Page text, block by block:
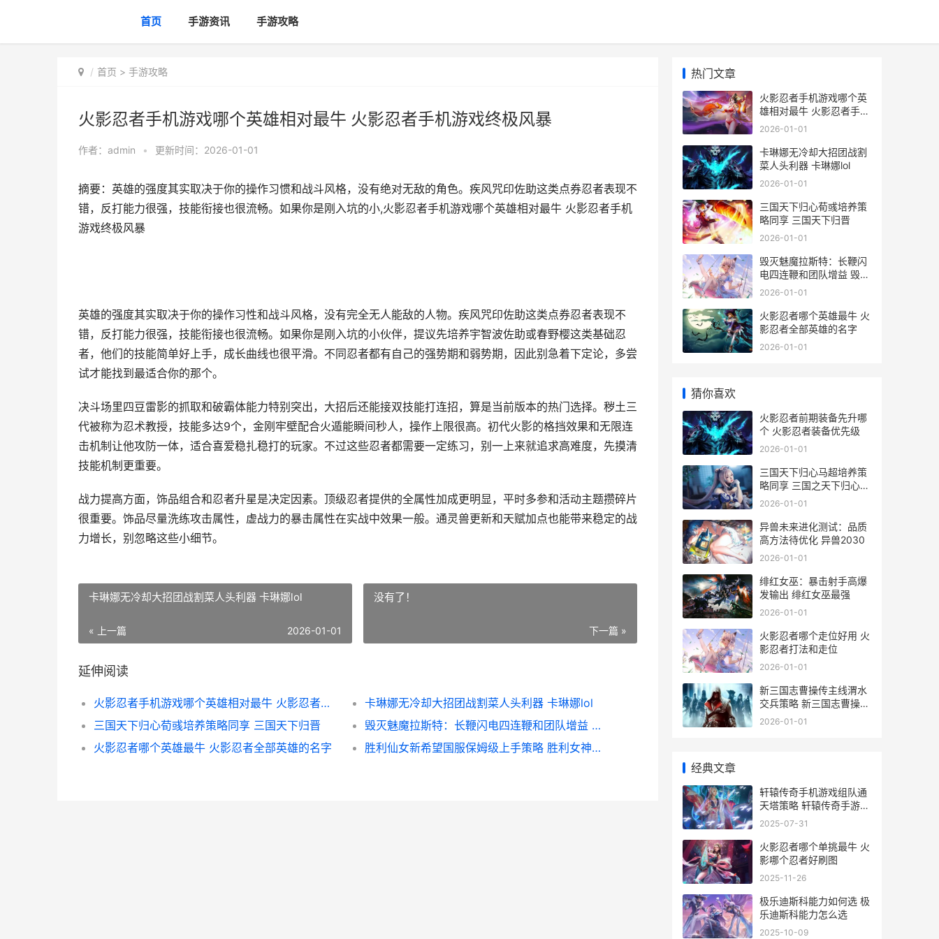
首页 手游资讯 手游攻略
首页 > 手游攻略
火影忍者手机游戏哪个英雄相对最牛 火影忍者手机游戏终极风暴
作者： admin • 更新时间：2026-01-01
摘要：英雄的强度其实取决于你的操作习惯和战斗风格，没有绝对无敌的角色。疾风咒印佐助这类点券忍者表现不
错，反打能力很强，技能衔接也很流畅。如果你是刚入坑的小,火影忍者手机游戏哪个英雄相对最牛 火影忍者手机
游戏终极风暴
英雄的强度其实取决于你的操作习性和战斗风格，没有完全无人能敌的人物。疾风咒印佐助这类点券忍者表现不
错，反打能力很强，技能衔接也很流畅。如果你是刚入坑的小伙伴，提议先培养宇智波佐助或春野樱这类基础忍
者，他们的技能简单好上手，成长曲线也很平滑。不同忍者都有自己的强势期和弱势期，因此别急着下定论，多尝
试才能找到最适合你的那个。
决斗场里四豆雷影的抓取和破霸体能力特别突出，大招后还能接双技能打连招，算是当前版本的热门选择。秽土三
代被称为忍术教授，技能多达9个，金刚牢壁配合火遁能瞬间秒人，操作上限很高。初代火影的格挡效果和无限连
击机制让他攻防一体，适合喜爱稳扎稳打的玩家。不过这些忍者都需要一定练习，别一上来就追求高难度，先摸清
技能机制更重要。
战力提高方面，饰品组合和忍者升星是决定因素。顶级忍者提供的全属性加成更明显，平时多参和活动主题攒碎片
很重要。饰品尽量洗练攻击属性，虚战力的暴击属性在实战中效果一般。通灵兽更新和天赋加点也能带来稳定的战
力增长，别忽略这些小细节。
卡琳娜无冷却大招团战割菜人头利器 卡琳娜lol
« 上一篇 2026-01-01
没有了！
下一篇 »
延伸阅读
火影忍者手机游戏哪个英雄相对最牛 火影忍者手机游戏终极风暴
卡琳娜无冷却大招团战割菜人头利器 卡琳娜lol
三国天下归心荀彧培养策略同享 三国天下归晋
毁灭魅魔拉斯特：长鞭闪电四连鞭和团队增益 毁灭魅魔拉斯特怎么打
火影忍者哪个英雄最牛 火影忍者全部英雄的名字
胜利仙女新希望国服保姆级上手策略 胜利女神百科
热门文章
火影忍者手机游戏哪个英
雄相对最牛 火影忍者手机
游戏终极风暴
2026-01-01
卡琳娜无冷却大招团战割
菜人头利器 卡琳娜lol
2026-01-01
三国天下归心荀彧培养策
略同享 三国天下归晋
2026-01-01
毁灭魅魔拉斯特：长鞭闪
电四连鞭和团队增益 毁灭
魅魔拉斯特怎么打
2026-01-01
火影忍者哪个英雄最牛 火
影忍者全部英雄的名字
2026-01-01
猜你喜欢
火影忍者前期装备先升哪
个 火影忍者装备优先级
2026-01-01
三国天下归心马超培养策
略同享 三国之天下归心什
么时候结束
2026-01-01
异兽未来进化测试：品质
高方法待优化 异兽2030
2026-01-01
绯红女巫：暴击射手高爆
发输出 绯红女巫最强
2026-01-01
火影忍者哪个走位好用 火
影忍者打法和走位
2026-01-01
新三国志曹操传主线渭水
交兵策略 新三国志曹操传
兑换码
2026-01-01
经典文章
轩辕传奇手机游戏组队通
天塔策略 轩辕传奇手游下
载安装
2025-07-31
火影忍者哪个单挑最牛 火
影哪个忍者好刷图
2025-11-26
极乐迪斯科能力如何选 极
乐迪斯科能力怎么选
2025-10-09